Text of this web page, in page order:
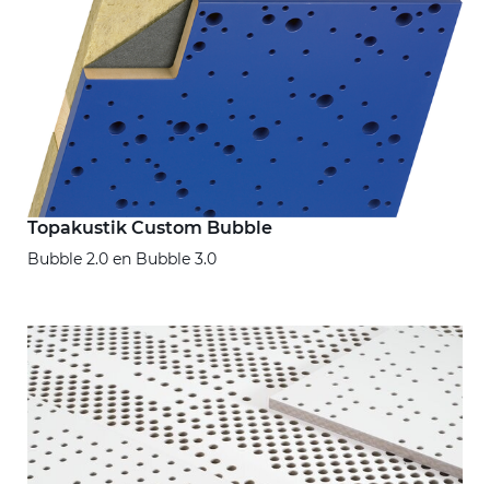
Topakustik Custom Bubble
Bubble 2.0 en Bubble 3.0